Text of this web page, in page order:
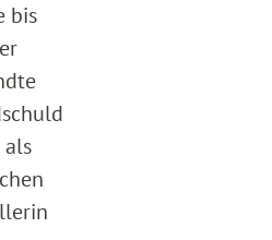
bis
als